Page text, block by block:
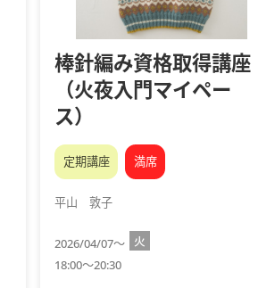
棒針編み資格取得講座
（火夜入門マイペー
ス）
定期講座 満席
平山 敦子
2026/04/07～
火
18:00～20:30